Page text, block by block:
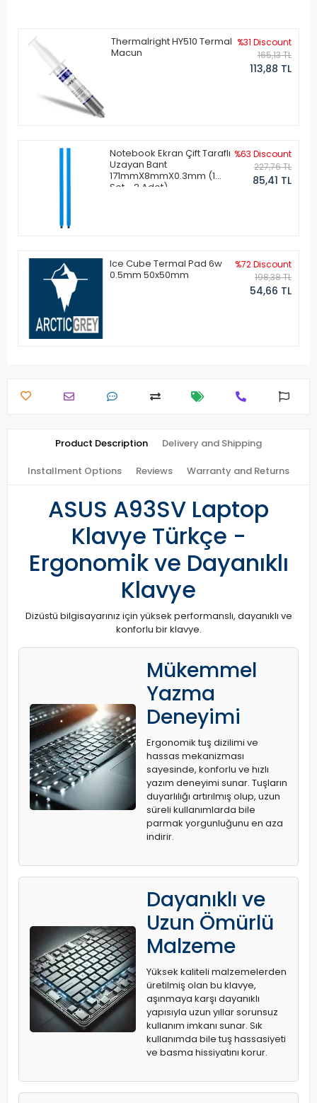
Thermalright HY510 Termal
Macun
%31 Discount
165,13 TL
113,88 TL
Notebook Ekran Çift Taraflı
Uzayan Bant
171mmX8mmX0.3mm (1
Set - 2 Adet)
%63 Discount
227,76 TL
85,41 TL
Ice Cube Termal Pad 6w
0.5mm 50x50mm
%72 Discount
198,38 TL
54,66 TL
Product Description Delivery and Shipping
Installment Options Reviews Warranty and Returns
ASUS A93SV Laptop
Klavye Türkçe -
Ergonomik ve Dayanıklı
Klavye
Dizüstü bilgisayarınız için yüksek performanslı, dayanıklı ve
konforlu bir klavye.
Mükemmel
Yazma
Deneyimi
Ergonomik tuş dizilimi ve
hassas mekanizması
sayesinde, konforlu ve hızlı
yazım deneyimi sunar. Tuşların
duyarlılığı artırılmış olup, uzun
süreli kullanımlarda bile
parmak yorgunluğunu en aza
indirir.
Dayanıklı ve
Uzun Ömürlü
Malzeme
Yüksek kaliteli malzemelerden
üretilmiş olan bu klavye,
aşınmaya karşı dayanıklı
yapısıyla uzun yıllar sorunsuz
kullanım imkanı sunar. Sık
kullanımda bile tuş hassasiyeti
ve basma hissiyatını korur.